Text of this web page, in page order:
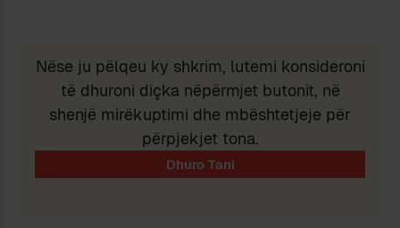
Nëse ju pëlqeu ky shkrim, lutemi konsideroni
të dhuroni diçka nëpërmjet butonit, në
shenjë mirëkuptimi dhe mbështetjeje për
përpjekjet tona.